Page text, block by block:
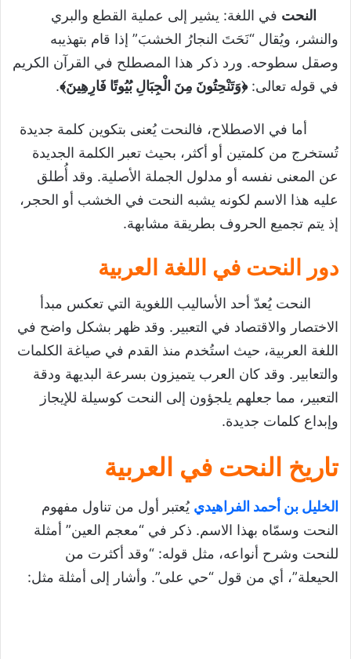
مفهوم النحت
تعريف النحت لغويًا واصطلاحيًا
دور النحت في اللغة العربية
الفرق بين النحت والتركيب
صور النحت في اللغة العربية
النحت من الجمل
النحت من المضاف والمضاف إليه
أقسام النحت
النحت الفعلي
النحت الوصفي
النحت الاسمي
النحت النسبي
النحت الحرفي
النحت التخفيفي
أهمية النحت في اللغة
تحميل درس النحت الثانية باكالوريا علوم
النحت في اللغة: يشير إلى عملية القطع والبري
والنشر، ويُقال “نَحَتَ النجارُ الخشبَ” إذا قام بتهذيبه
وصقل سطوحه. ورد ذكر هذا المصطلح في القرآن الكريم
في قوله تعالى:﴿وَتَنْحِتُونَ مِنَ الْجِبَالِ بُيُوتًا فَارِهِينَ﴾.
أما في الاصطلاح، فالنحت يُعنى بتكوين كلمة جديدة
تُستخرج من كلمتين أو أكثر، بحيث تعبر الكلمة الجديدة
عن المعنى نفسه أو مدلول الجملة الأصلية. وقد أُطلق
عليه هذا الاسم لكونه يشبه النحت في الخشب أو الحجر،
إذ يتم تجميع الحروف بطريقة مشابهة.
دور النحت في اللغة العربية
النحت يُعدّ أحد الأساليب اللغوية التي تعكس مبدأ
الاختصار والاقتصاد في التعبير. وقد ظهر بشكل واضح في
اللغة العربية، حيث استُخدم منذ القدم في صياغة الكلمات
والتعابير. وقد كان العرب يتميزون بسرعة البديهة ودقة
التعبير، مما جعلهم يلجؤون إلى النحت كوسيلة للإيجاز
وإبداع كلمات جديدة.
تاريخ النحت في العربية
الخليل بن أحمد الفراهيدي يُعتبر أول من تناول مفهوم
النحت وسمّاه بهذا الاسم. ذكر في “معجم العين” أمثلة
للنحت وشرح أنواعه، مثل قوله: “وقد أكثرت من
الحيعلة”، أي من قول “حي على”. وأشار إلى أمثلة مثل: